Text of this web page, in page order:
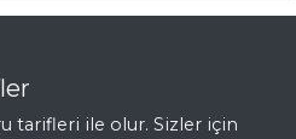
tarifleri ile olur. Sizler için